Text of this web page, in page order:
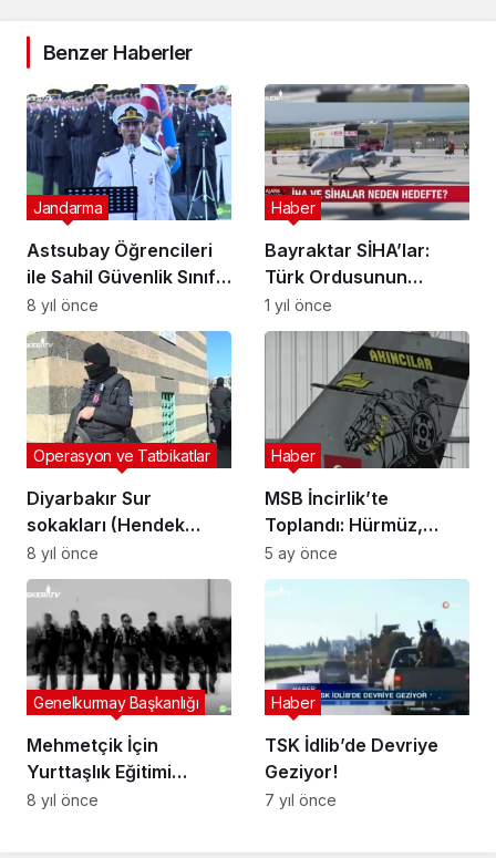
Benzer Haberler
Astsubay Öğrencileri
ile Sahil Güvenlik Sınıfı
Subay Öğrencilerin
Diploma Töreni
Jandarma
8 yıl önce
Bayraktar SİHA’lar:
Türk Ordusunun
Gökyüzündeki Gücü
Haber
1 yıl önce
Diyarbakır Sur
sokakları (Hendek
Operasyonları)
Operasyon ve Tatbikatlar
8 yıl önce
MSB İncirlik’te
Toplandı: Hürmüz,
Kıbrıs ve Orta Doğu’ya
Sert Mesajlar
Haber
5 ay önce
Mehmetçik İçin
Yurttaşlık Eğitimi
(MİYE) Yasal
Genelkurmay Başkanlığı
8 yıl önce
TSK İdlib’de Devriye
Geziyor!
Haber
7 yıl önce